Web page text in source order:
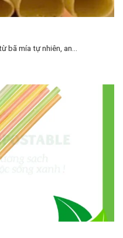
bã mía tự nhiên, an...